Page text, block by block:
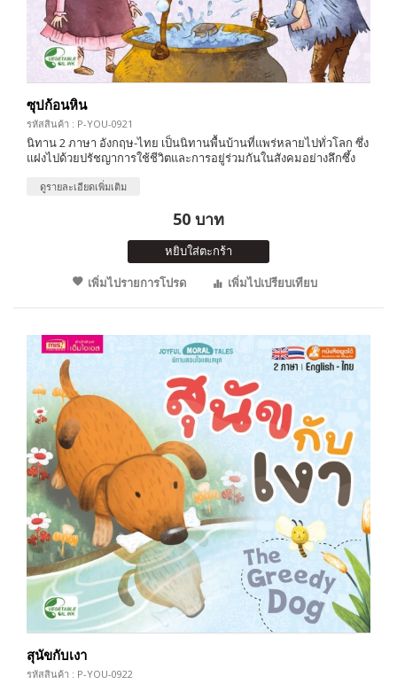
ซุปก้อนหิน
รหัสสินค้า : P-YOU-0921
นิทาน 2 ภาษา อังกฤษ-ไทย เป็นนิทานพื้นบ้านที่แพร่หลายไปทั่วโลก ซึ่ง
แฝงไปด้วยปรัชญาการใช้ชีวิตและการอยู่ร่วมกันในสังคมอย่างลึกซึ้ง
ดูรายละเอียดเพิ่มเติม
50 บาท
หยิบใส่ตะกร้า
เพิ่มไปรายการโปรด
เพิ่มไปเปรียบเทียบ
สุนัขกับเงา
รหัสสินค้า : P-YOU-0922